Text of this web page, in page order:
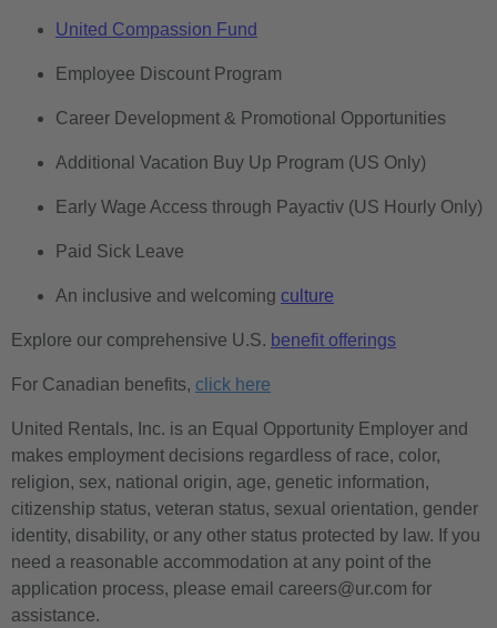
United Compassion Fund
Employee Discount Program
Career Development & Promotional Opportunities
Additional Vacation Buy Up Program (US Only)
Early Wage Access through Payactiv (US Hourly Only)
Paid Sick Leave
An inclusive and welcoming culture
Explore our comprehensive U.S. benefit offerings
For Canadian benefits, click here
United Rentals, Inc. is an Equal Opportunity Employer and
makes employment decisions regardless of race, color,
religion, sex, national origin, age, genetic information,
citizenship status, veteran status, sexual orientation, gender
identity, disability, or any other status protected by law. If you
need a reasonable accommodation at any point of the
application process, please email careers@ur.com for
assistance.